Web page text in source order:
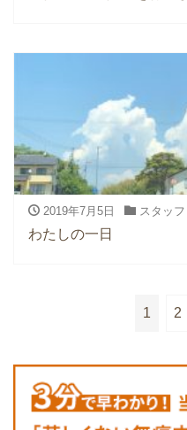
2019年7月5日 スタッフ
わたしの一日
1 2